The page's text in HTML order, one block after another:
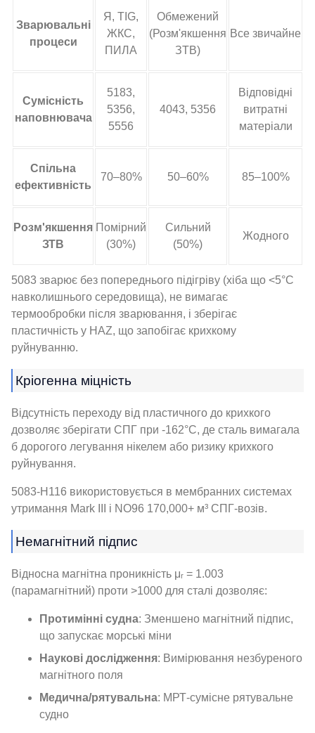
Зварювальні
процеси
Я, TIG,
ЖКС,
ПИЛА
Обмежений
(Розм'якшення
ЗТВ)
Все звичайне
Сумісність
наповнювача
5183,
5356,
5556
4043, 5356
Відповідні
витратні
матеріали
Спільна
ефективність
70–80% 50–60% 85–100%
Розм'якшення
ЗТВ
Помірний
(30%)
Сильний
(50%)
Жодного
5083 зварює без попереднього підігріву (хіба що <5°C
навколишнього середовища), не вимагає
термообробки після зварювання, і зберігає
пластичність у HAZ, що запобігає крихкому
руйнуванню.
Кріогенна міцність
Відсутність переходу від пластичного до крихкого
дозволяє зберігати СПГ при -162°C, де сталь вимагала
б дорогого легування нікелем або ризику крихкого
руйнування.
5083-H116 використовується в мембранних системах
утримання Mark III і NO96 170,000+ м³ СПГ-возів.
Немагнітний підпис
Відносна магнітна проникність μᵣ = 1.003
(парамагнітний) проти >1000 для сталі дозволяє:
Протимінні судна: Зменшено магнітний підпис,
що запускає морські міни
Наукові дослідження: Вимірювання незбуреного
магнітного поля
Медична/рятувальна: МРТ-сумісне рятувальне
судно